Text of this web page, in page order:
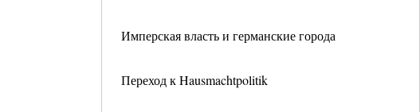
Имперская власть и германские города
Переход к Hausmachtpolitik